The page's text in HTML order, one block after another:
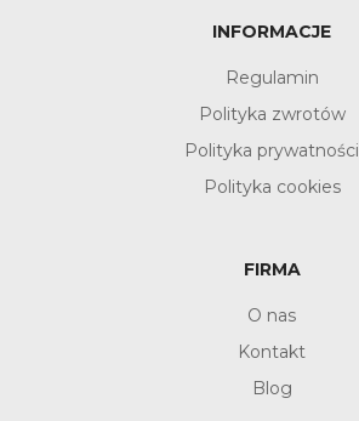
INFORMACJE
Regulamin
Polityka zwrotów
Polityka prywatności
Polityka cookies
FIRMA
O nas
Kontakt
Blog